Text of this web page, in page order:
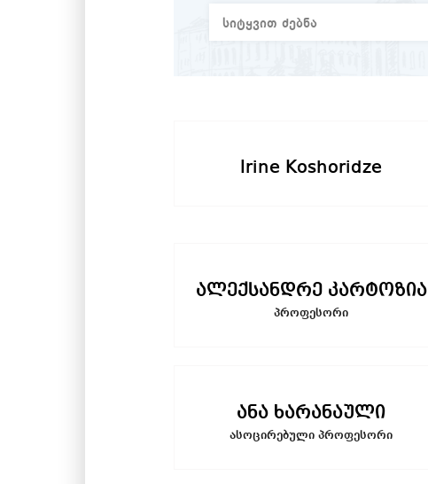
Irine Koshoridze
ალექსანდრე კარტოზია
პროფესორი
ანა ხარანაული
ასოცირებული პროფესორი